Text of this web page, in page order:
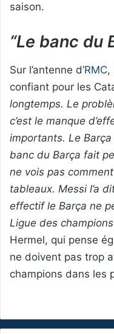
saison.
“Le banc du
Sur l’antenne d’RMC,
confiant pour les
longtemps. Le
c’est le manque
importants. Le Barça
banc du Barça fait
ne vois pas
tableaux. Messi l’a
effectif le Barça ne
Ligue des
Hermel, qui pense
ne doivent pas trop
champions dans les